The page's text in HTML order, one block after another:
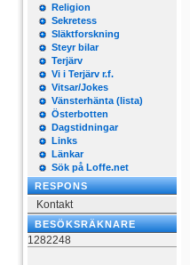
Religion
Sekretess
Släktforskning
Steyr bilar
Terjärv
Vi i Terjärv r.f.
Vitsar/Jokes
Vänsterhänta (lista)
Österbotten
Dagstidningar
Links
Länkar
Sök på Loffe.net
RESPONS
Kontakt
BESÖKSRÄKNARE
1282248